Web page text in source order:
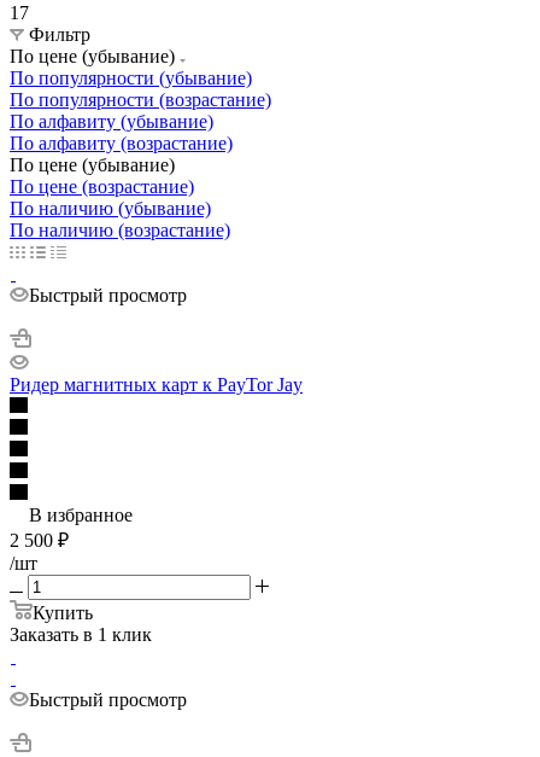
17
Фильтр
По цене (убывание)
По популярности (убывание)
По популярности (возрастание)
По алфавиту (убывание)
По алфавиту (возрастание)
По цене (убывание)
По цене (возрастание)
По наличию (убывание)
По наличию (возрастание)
Быстрый просмотр
Ридер магнитных карт к PayTor Jay
В избранное
2 500 ₽
/шт
Купить
Заказать в 1 клик
Быстрый просмотр